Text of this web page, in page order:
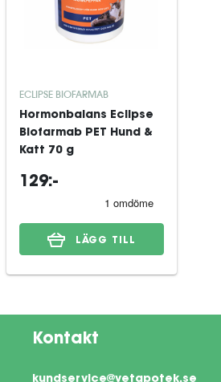
ECLIPSE BIOFARMAB
Hormonbalans Eclipse
Biofarmab PET Hund &
Katt 70 g
129:-
LÄGG TILL
Kontakt
kundservice@vetapotek.se